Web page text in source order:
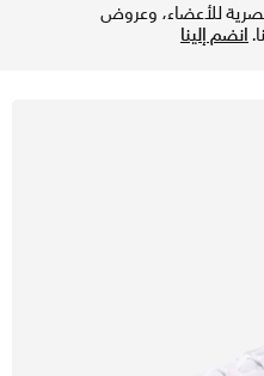
للأعضاء، وعروض
انضم إلينا